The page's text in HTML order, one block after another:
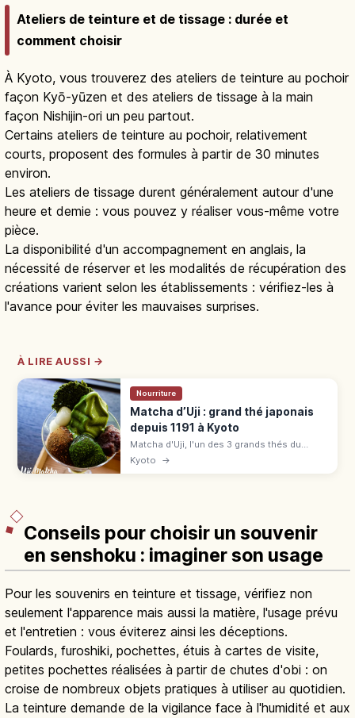
Ateliers de teinture et de tissage : durée et
comment choisir
À Kyoto, vous trouverez des ateliers de teinture au pochoir
façon Kyō-yūzen et des ateliers de tissage à la main
façon Nishijin-ori un peu partout.
Certains ateliers de teinture au pochoir, relativement
courts, proposent des formules à partir de 30 minutes
environ.
Les ateliers de tissage durent généralement autour d'une
heure et demie : vous pouvez y réaliser vous-même votre
pièce.
La disponibilité d'un accompagnement en anglais, la
nécessité de réserver et les modalités de récupération des
créations varient selon les établissements : vérifiez-les à
l'avance pour éviter les mauvaises surprises.
À LIRE AUSSI →
Nourriture
Matcha d’Uji : grand thé japonais
depuis 1191 à Kyoto
Matcha d'Uji, l'un des 3 grands thés du
Japon depuis 1191. Cueillette, parfaits, sites
UNESCO Byōdō-in et Ujigami : guide autour
Kyoto →
Conseils pour choisir un souvenir
en senshoku : imaginer son usage
Pour les souvenirs en teinture et tissage, vérifiez non
seulement l'apparence mais aussi la matière, l'usage prévu
et l'entretien : vous éviterez ainsi les déceptions.
Foulards, furoshiki, pochettes, étuis à cartes de visite,
petites pochettes réalisées à partir de chutes d'obi : on
croise de nombreux objets pratiques à utiliser au quotidien.
La teinture demande de la vigilance face à l'humidité et aux